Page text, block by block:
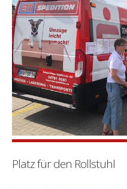
Platz für den Rollstuhl